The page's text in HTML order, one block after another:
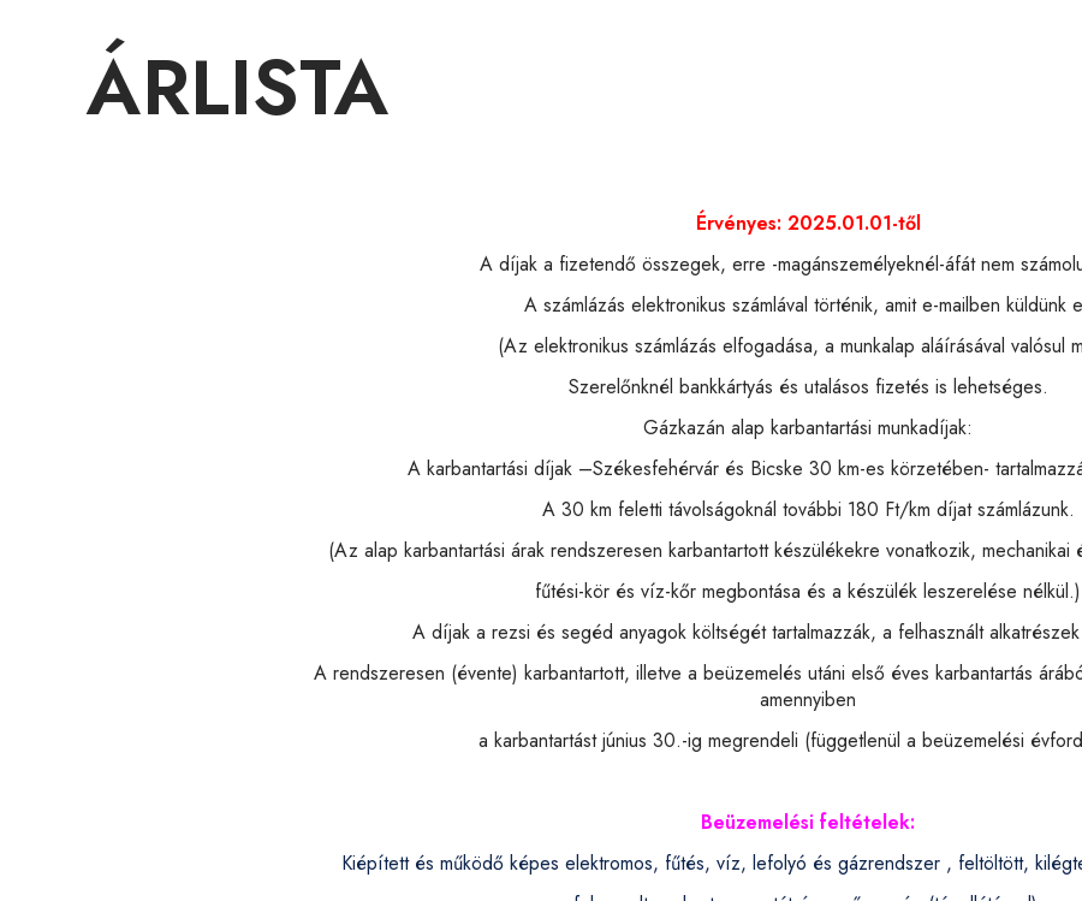
ÁRLISTA
Érvényes: 2025.01.01-től
A díjak a fizetendő összegek, erre -magánszemélyeknél-áfát nem
A számlázás elektronikus számlával történik, amit e-mailben küldünk
(Az elektronikus számlázás elfogadása, a munkalap aláírásával valósul
Szerelőnknél bankkártyás és utalásos fizetés is lehetséges.
Gázkazán alap karbantartási munkadíjak:
A karbantartási díjak –Székesfehérvár és Bicske 30 km-es körzetében-
A 30 km feletti távolságoknál további 180 Ft/km díjat számlázunk.
(Az alap karbantartási árak rendszeresen karbantartott készülékekre vonatkozik, mechanikai
fűtési-kör és víz-kőr megbontása és a készülék leszerelése nélkül.)
A díjak a rezsi és segéd anyagok költségét tartalmazzák, a felhasznált
A rendszeresen (évente) karbantartott, illetve a beüzemelés utáni első éves karbantartás
amennyiben
a karbantartást június 30.-ig megrendeli (függetlenül a beüzemelési
Beüzemelési feltételek:
Kiépített és működő képes elektromos, fűtés, víz, lefolyó és gázrendszer , feltöltött,